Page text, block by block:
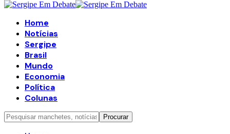
Home
Notícias
Sergipe
Brasil
Mundo
Economia
Política
Colunas